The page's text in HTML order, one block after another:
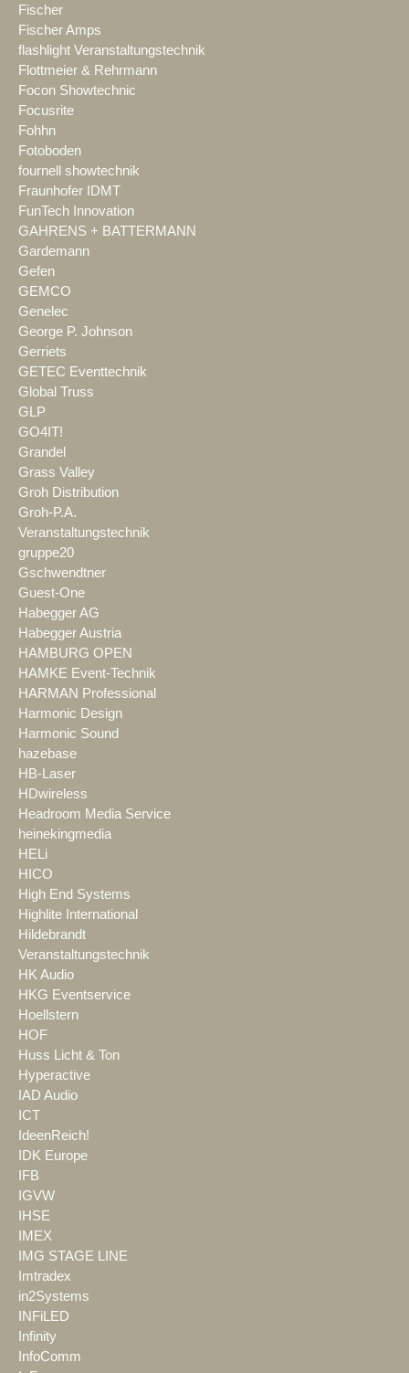
Fischer
Fischer Amps
flashlight Veranstaltungstechnik
Flottmeier & Rehrmann
Focon Showtechnic
Focusrite
Fohhn
Fotoboden
fournell showtechnik
Fraunhofer IDMT
FunTech Innovation
GAHRENS + BATTERMANN
Gardemann
Gefen
GEMCO
Genelec
George P. Johnson
Gerriets
GETEC Eventtechnik
Global Truss
GLP
GO4IT!
Grandel
Grass Valley
Groh Distribution
Groh-P.A.
Veranstaltungstechnik
gruppe20
Gschwendtner
Guest-One
Habegger AG
Habegger Austria
HAMBURG OPEN
HAMKE Event-Technik
HARMAN Professional
Harmonic Design
Harmonic Sound
hazebase
HB-Laser
HDwireless
Headroom Media Service
heinekingmedia
HELi
HICO
High End Systems
Highlite International
Hildebrandt
Veranstaltungstechnik
HK Audio
HKG Eventservice
Hoellstern
HOF
Huss Licht & Ton
Hyperactive
IAD Audio
ICT
IdeenReich!
IDK Europe
IFB
IGVW
IHSE
IMEX
IMG STAGE LINE
Imtradex
in2Systems
INFiLED
Infinity
InfoComm